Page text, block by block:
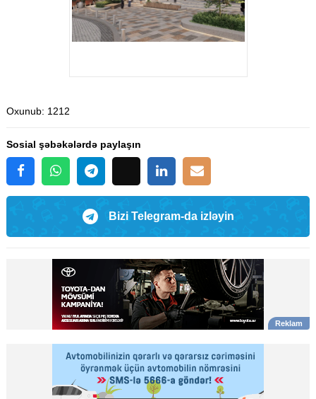
Oxunub: 1212
Sosial şəbəkələrdə paylaşın
Bizi Telegram-da izləyin